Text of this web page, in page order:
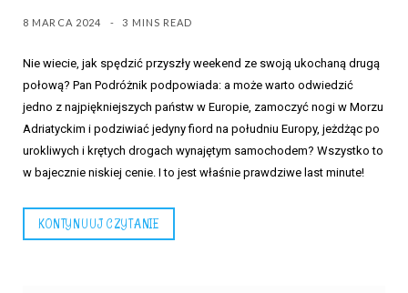
8 MARCA 2024 3 MINS READ
Nie wiecie, jak spędzić przyszły weekend ze swoją ukochaną drugą
połową? Pan Podróżnik podpowiada: a może warto odwiedzić
jedno z najpiękniejszych państw w Europie, zamoczyć nogi w Morzu
Adriatyckim i podziwiać jedyny fiord na południu Europy, jeżdżąc po
urokliwych i krętych drogach wynajętym samochodem? Wszystko to
w bajecznie niskiej cenie. I to jest właśnie prawdziwe last minute!
KONTYNUUJ CZYTANIE